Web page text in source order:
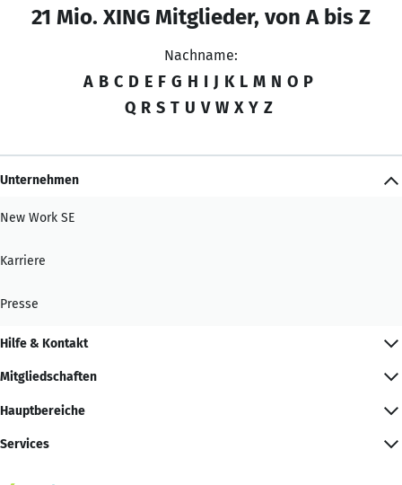
21 Mio. XING Mitglieder, von A bis Z
Nachname:
A B C D E F G H I J K L M N O P
Q R S T U V W X Y Z
Unternehmen
New Work SE
Karriere
Presse
Hilfe & Kontakt
Mitgliedschaften
Hauptbereiche
Services